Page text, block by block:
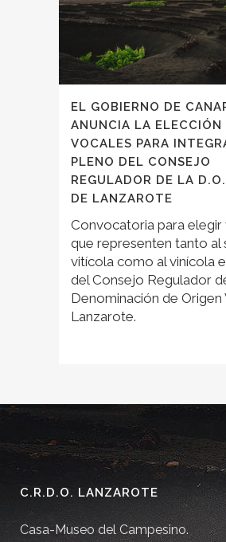
EL GOBIERNO DE
ANUNCIA LA ELECCIÓN
VOCALES PARA
PLENO DEL CONSEJO
REGULADOR DE LA
DE LANZAROTE
Convocatoria para elegir
que representen tanto al
vitícola como al vinícola
del Consejo Regulador
Denominación de Origen
Lanzarote.
C.R.D.O. LANZAROTE
Casa-Museo del Campesino.